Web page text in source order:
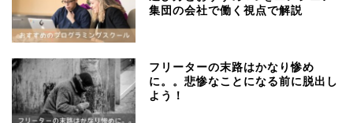
集団の会社で働く視点で解説
フリーターの末路はかなり惨め
に。。悲惨なことになる前に脱出し
よう！